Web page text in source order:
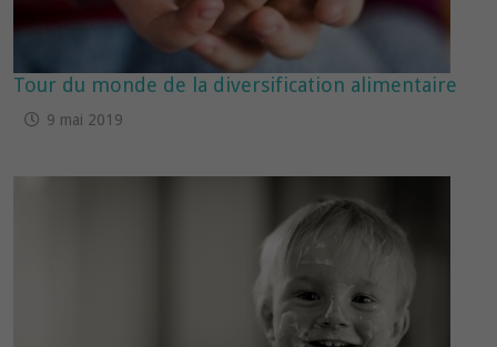
Tour du monde de la diversification alimentaire
9 mai 2019